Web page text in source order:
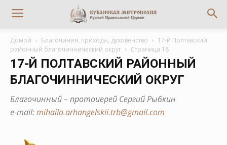
Домой Благочиния, приходы, духовенство
17-й Полтавский
районный благочиннический округ
Страница 18
17-Й ПОЛТАВСКИЙ РАЙОННЫЙ
БЛАГОЧИННИЧЕСКИЙ ОКРУГ
Благочинный – протоиерей Сергий Рыбкин
е-mail:mihailo.arhangelskii.trb@gmail.com